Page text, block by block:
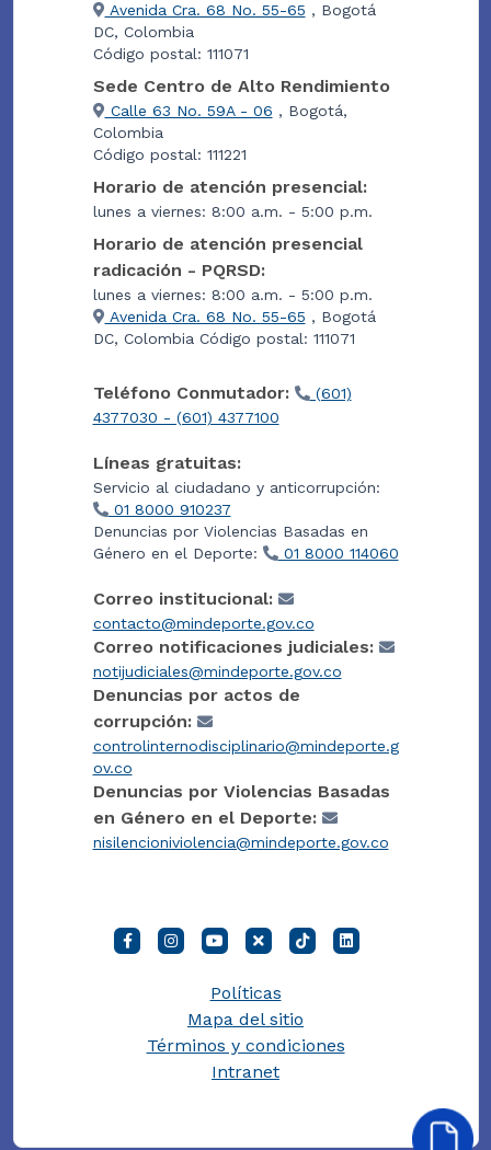
Avenida Cra. 68 No. 55-65 , Bogotá
DC, Colombia
Código postal: 111071
Sede Centro de Alto Rendimiento
Calle 63 No. 59A - 06 , Bogotá,
Colombia
Código postal: 111221
Horario de atención presencial:
lunes a viernes: 8:00 a.m. - 5:00 p.m.
Horario de atención presencial
radicación - PQRSD:
lunes a viernes: 8:00 a.m. - 5:00 p.m.
Avenida Cra. 68 No. 55-65 , Bogotá
DC, Colombia Código postal: 111071
Teléfono Conmutador:
(601)
4377030 - (601) 4377100
Líneas gratuitas:
Servicio al ciudadano y anticorrupción:
01 8000 910237
Denuncias por Violencias Basadas en
Género en el Deporte:
01 8000 114060
Correo institucional:
contacto@mindeporte.gov.co
Correo notificaciones judiciales:
notijudiciales@mindeporte.gov.co
Denuncias por actos de
corrupción:
controlinternodisciplinario@mindeporte.g
ov.co
Denuncias por Violencias Basadas
en Género en el Deporte:
nisilencioniviolencia@mindeporte.gov.co
Políticas
Mapa del sitio
Términos y condiciones
Intranet